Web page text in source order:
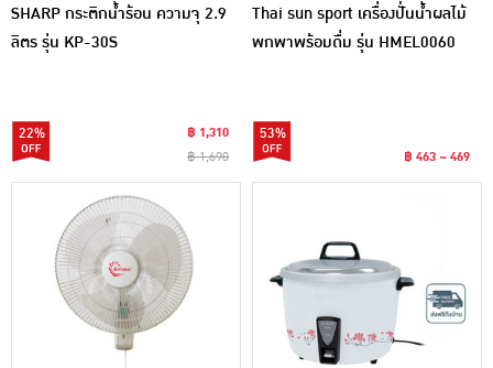
SHARP กระติกน้ำร้อน ความจุ 2.9
ลิตร รุ่น KP-30S
22%
฿ 1,310
฿ 1,690
Thai sun sport เครื่องปั่นน้ำผลไม้
พกพาพร้อมดื่ม รุ่น HMEL0060
53%
฿ 463 ~ 469